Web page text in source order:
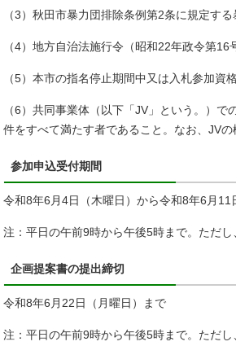
（3）秋田市暴力団排除条例第2条に規定す
（4）地方自治法施行令（昭和22年政令第
（5）本市の指名停止期間中又は入札参加資
（6）共同事業体（以下「JV」という。）
件をすべて満たす者であること。なお、JV
参加申込受付期間
令和8年6月4日（木曜日）から令和8年6月11
注：平日の午前9時から午後5時まで。ただし
企画提案書の提出締切
令和8年6月22日（月曜日）まで
注：平日の午前9時から午後5時まで。ただし